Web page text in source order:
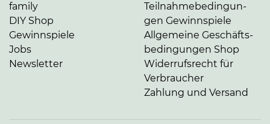
family
DIY Shop
Gewinnspiele
Jobs
Newsletter
Teil­nah­me­be­din­gun­
gen Gewinnspiele
Allgemeine Ge­schäfts­
be­din­gun­gen Shop
Widerrufsrecht für
Verbraucher
Zahlung und Versand